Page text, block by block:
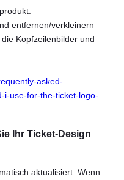
entfernen/verkleinern
Kopfzeilenbilder und
asked-
i-use-for-the-ticket-logo-
Ihr Ticket-Design
aktualisiert. Wenn